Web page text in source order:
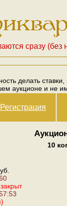
сразу (без
делать
аукционе и не
Регистрация
10